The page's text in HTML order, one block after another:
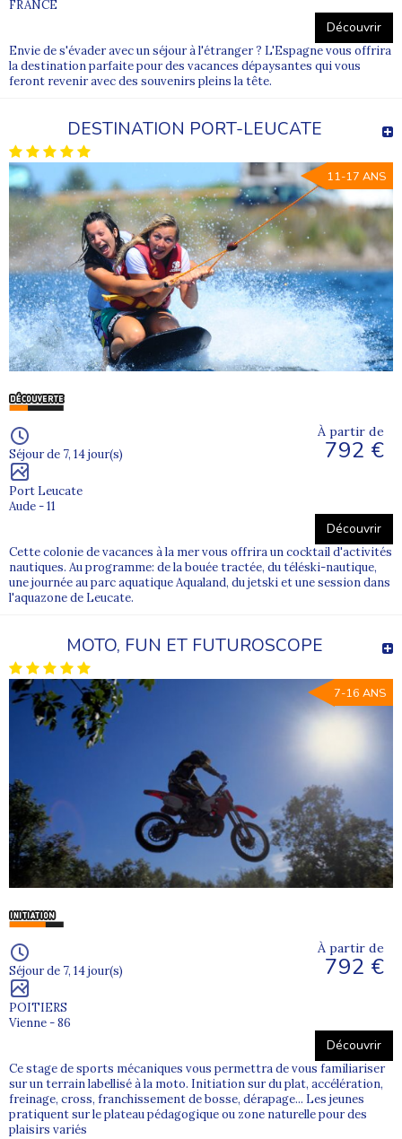
FRANCE
Découvrir
Envie de s'évader avec un séjour à l'étranger ? L'Espagne vous offrira
la destination parfaite pour des vacances dépaysantes qui vous
feront revenir avec des souvenirs pleins la tête.
DESTINATION PORT-LEUCATE
11-17 ANS
Séjour de 7, 14 jour(s)
Port Leucate
Aude - 11
À partir de
792 €
Découvrir
Cette colonie de vacances à la mer vous offrira un cocktail d'activités
nautiques. Au programme: de la bouée tractée, du téléski-nautique,
une journée au parc aquatique Aqualand, du jetski et une session dans
l'aquazone de Leucate.
MOTO, FUN ET FUTUROSCOPE
7-16 ANS
Séjour de 7, 14 jour(s)
POITIERS
Vienne - 86
À partir de
792 €
Découvrir
Ce stage de sports mécaniques vous permettra de vous familiariser
sur un terrain labellisé à la moto. Initiation sur du plat, accélération,
freinage, cross, franchissement de bosse, dérapage... Les jeunes
pratiquent sur le plateau pédagogique ou zone naturelle pour des
plaisirs variés